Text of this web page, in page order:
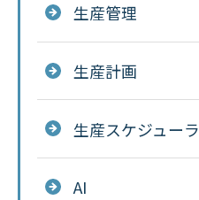
生産管理
生産計画
生産スケジューラ
AI